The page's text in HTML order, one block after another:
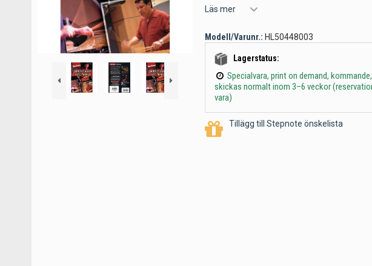
Läs mer
Modell/Varunr.: HL50448003
Lagerstatus:
Specialvara, print on demand,
skickas normalt inom 3–6 veckor
vara)
Tillägg till Stepnote önskelista